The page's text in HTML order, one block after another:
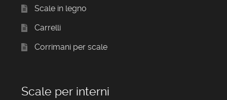
Scale in legno
Carrelli
Corrimani per scale
Scale per interni